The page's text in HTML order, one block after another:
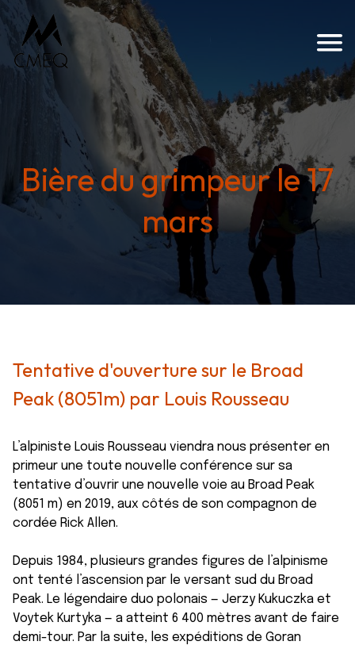
Bière du grimpeur le 17
mars
Tentative d'ouverture sur le Broad
Peak (8051m) par Louis Rousseau
L’alpiniste Louis Rousseau viendra nous présenter en
primeur une toute nouvelle conférence sur sa
tentative d’ouvrir une nouvelle voie au Broad Peak
(8051 m) en 2019, aux côtés de son compagnon de
cordée Rick Allen.
Depuis 1984, plusieurs grandes figures de l’alpinisme
ont tenté l’ascension par le versant sud du Broad
Peak. Le légendaire duo polonais — Jerzy Kukuczka et
Voytek Kurtyka — a atteint 6 400 mètres avant de faire
demi-tour. Par la suite, les expéditions de Goran